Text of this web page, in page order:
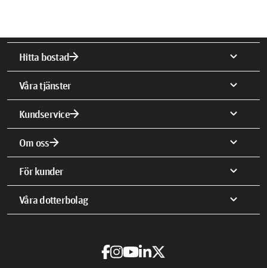
Hitta bostadarrow_forward expand_more
Våra tjänster expand_more
Kundservicearrow_forward expand_more
Om ossarrow_forward expand_more
För kunder expand_more
Våra dotterbolag expand_more